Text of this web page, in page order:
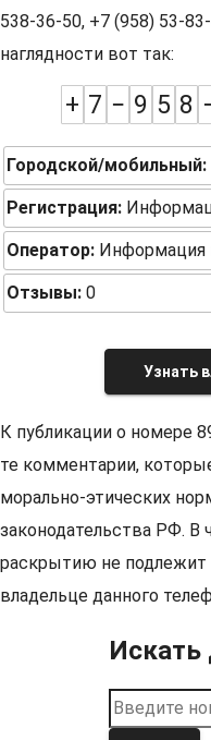
538-36-50, +7 (958) 53-
наглядности вот так:
+ 7 − 9 5 8
Городской/мобильный:
Регистрация:
Оператор: Информация
Отзывы: 0
Узнать
К публикации о номере
те комментарии,
морально-этических
законодательства РФ. В
раскрытию не подлежит
владельце данного
Искать